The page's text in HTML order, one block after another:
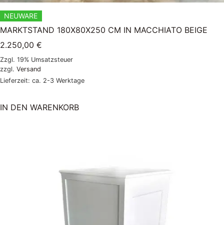
NEUWARE
MARKTSTAND 180X80X250 CM IN MACCHIATO BEIGE
2.250,00 €
Zzgl. 19% Umsatzsteuer
zzgl. Versand
Lieferzeit: ca. 2-3 Werktage
IN DEN WARENKORB